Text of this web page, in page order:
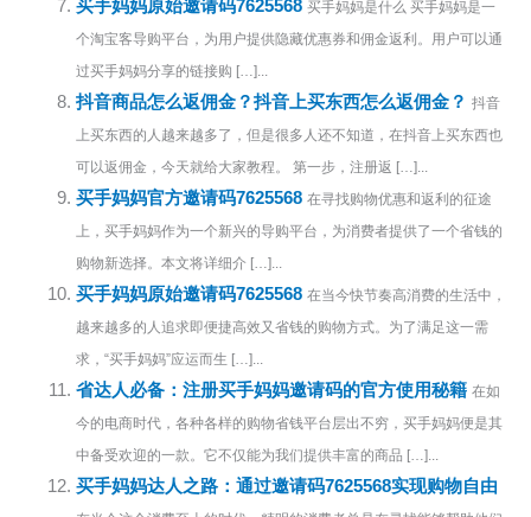
买手妈妈原始邀请码7625568 买手妈妈是什么 买手妈妈是一
个淘宝客导购平台，为用户提供隐藏优惠券和佣金返利。用户可以通
过买手妈妈分享的链接购 […]...
抖音商品怎么返佣金？抖音上买东西怎么返佣金？ 抖音
上买东西的人越来越多了，但是很多人还不知道，在抖音上买东西也
可以返佣金，今天就给大家教程。 第一步，注册返 […]...
买手妈妈官方邀请码7625568 在寻找购物优惠和返利的征途
上，买手妈妈作为一个新兴的导购平台，为消费者提供了一个省钱的
购物新选择。本文将详细介 […]...
买手妈妈原始邀请码7625568 在当今快节奏高消费的生活中，
越来越多的人追求即便捷高效又省钱的购物方式。为了满足这一需
求，“买手妈妈”应运而生 […]...
省达人必备：注册买手妈妈邀请码的官方使用秘籍 在如
今的电商时代，各种各样的购物省钱平台层出不穷，买手妈妈便是其
中备受欢迎的一款。它不仅能为我们提供丰富的商品 […]...
买手妈妈达人之路：通过邀请码7625568实现购物自由